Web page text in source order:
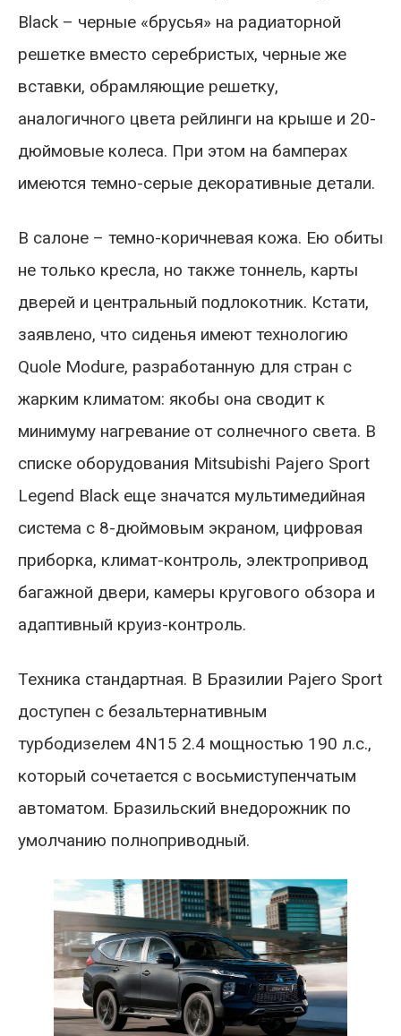
Black – черные «брусья» на радиаторной
решетке вместо серебристых, черные же
вставки, обрамляющие решетку,
аналогичного цвета рейлинги на крыше и 20-
дюймовые колеса. При этом на бамперах
имеются темно-серые декоративные детали.
В салоне – темно-коричневая кожа. Ею обиты
не только кресла, но также тоннель, карты
дверей и центральный подлокотник. Кстати,
заявлено, что сиденья имеют технологию
Quole Modure, разработанную для стран с
жарким климатом: якобы она сводит к
минимуму нагревание от солнечного света. В
списке оборудования Mitsubishi Pajero Sport
Legend Black еще значатся мультимедийная
система с 8-дюймовым экраном, цифровая
приборка, климат-контроль, электропривод
багажной двери, камеры кругового обзора и
адаптивный круиз-контроль.
Техника стандартная. В Бразилии Pajero Sport
доступен с безальтернативным
турбодизелем 4N15 2.4 мощностью 190 л.с.,
который сочетается с восьмиступенчатым
автоматом. Бразильский внедорожник по
умолчанию полноприводный.